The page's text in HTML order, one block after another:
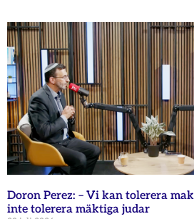
Doron Perez: – Vi kan tolerera
inte tolerera mäktiga judar